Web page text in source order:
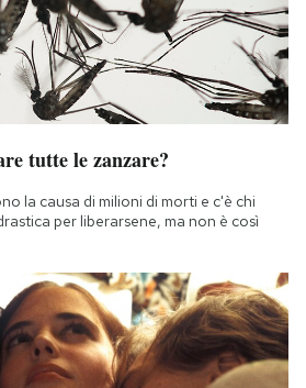
tutte le zanzare?
la causa di milioni di morti e c'è chi
per liberarsene, ma non è così